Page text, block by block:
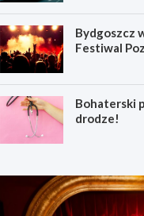
Bydgoszcz
Festiwal
Bohaterski
drodze!